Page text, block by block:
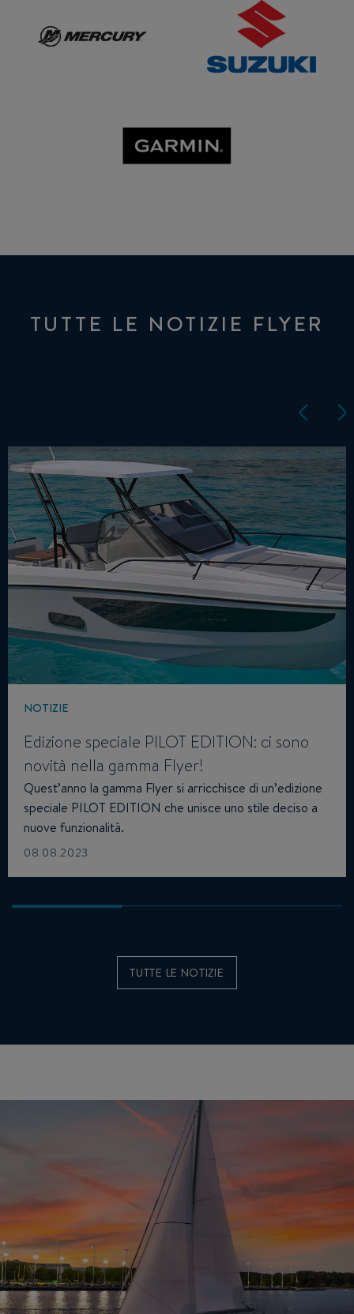
TUTTE LE NOTIZIE FLYER
NOTIZIE
Edizione speciale PILOT EDITION: ci sono
novità nella gamma Flyer!
Quest’anno la gamma Flyer si arricchisce di un’edizione
speciale PILOT EDITION che unisce uno stile deciso a
nuove funzionalità.
08.08.2023
TUTTE LE NOTIZIE